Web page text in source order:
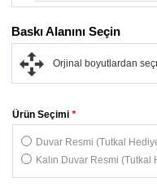
*
Ürün Seçimi
Duvar Resmi (Tutkal
Kalın Duvar Resmi (Tutkal
Baskı Alanını Seçin
Orjinal boyutlardan